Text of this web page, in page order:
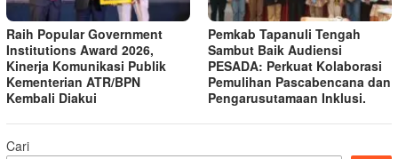
Raih Popular Government
Institutions Award 2026,
Kinerja Komunikasi Publik
Kementerian ATR/BPN
Kembali Diakui
Pemkab Tapanuli Tengah
Sambut Baik Audiensi
PESADA: Perkuat Kolaborasi
Pemulihan Pascabencana dan
Pengarusutamaan Inklusi.
Cari